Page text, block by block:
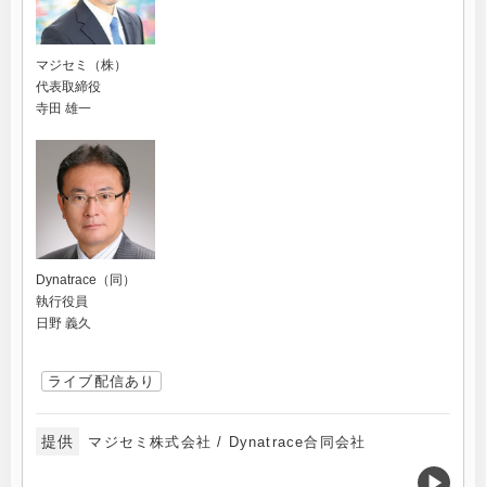
マジセミ（株）
代表取締役
寺田 雄一
Dynatrace（同）
執行役員
日野 義久
ライブ配信あり
提供 マジセミ株式会社 / Dynatrace合同会社